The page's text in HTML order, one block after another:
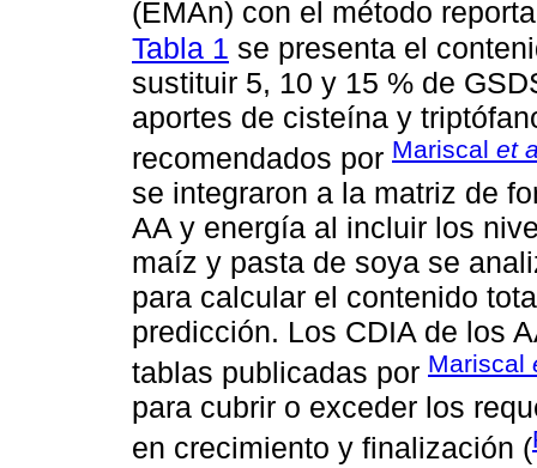
(EMAn) con el método
Tabla 1 se presenta el
sustituir 5, 10 y 15 % de
aportes de cisteína y
recomendados por Mariscal et
se integraron a la matriz de
AA y energía al incluir los
maíz y pasta de soya se
para calcular el contenido
predicción. Los CDIA de los
tablas publicadas por Mariscal
para cubrir o exceder los
en crecimiento y finalización (